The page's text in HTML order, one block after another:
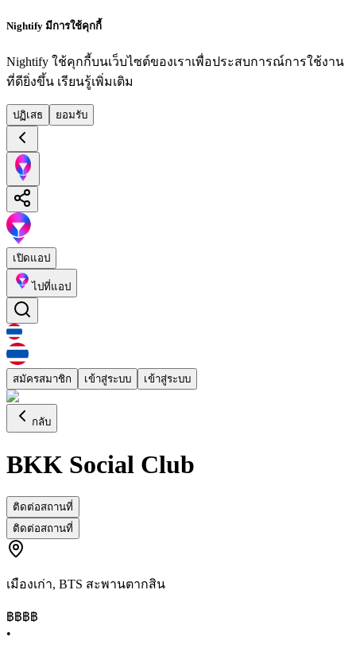
Nightify มีการใช้คุกกี้
Nightify ใช้คุกกี้บนเว็บไซต์ของเราเพื่อประสบการณ์การใช้งาน
ที่ดียิ่งขึ้น เรียนรู้เพิ่มเติม
ปฏิเสธ ยอมรับ
เปิดแอป
ไปที่แอป
สมัครสมาชิก เข้าสู่ระบบ เข้าสู่ระบบ
กลับ
BKK Social Club
ติดต่อสถานที่
ติดต่อสถานที่
เมืองเก่า, BTS สะพานตากสิน
฿฿฿฿
•